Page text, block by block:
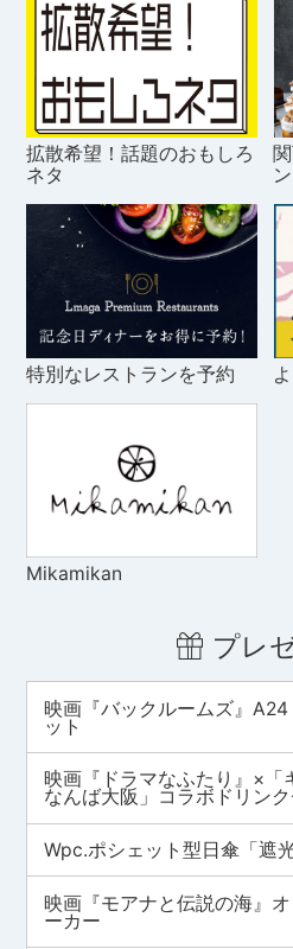
拡散希望！話題のおもしろ
ネタ
特別なレストランを予約
Mikamikan
プレ
映画『バックルームズ』
ット
映画『ドラマなふたり』×
なんば大阪」コラボドリンク
Wpc.ポシェット型日傘「遮
映画『モアナと伝説の海』
ーカー